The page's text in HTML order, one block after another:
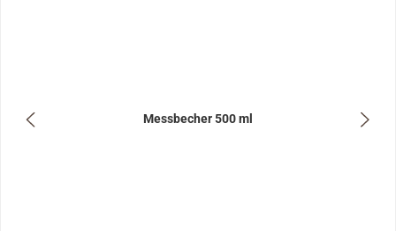
Messbecher 500 ml